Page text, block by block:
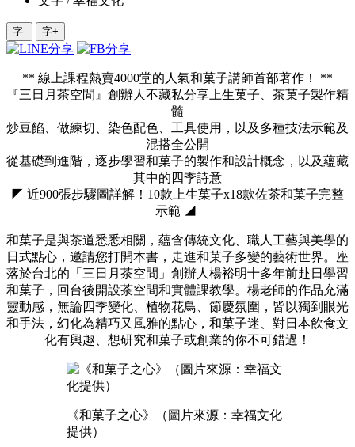
字- 字+
** 線上課程熱賣4000堂的人氣和菓子講師首部著作！ **
『三日月茶空間』創辦人不藏私分享上生菓子、茶菓子製作精
髓
炒豆餡、做練切、染色配色、工具使用，以及多種技法示範及
混搭全公開
從基礎到進階，逐步學習和菓子的製作和設計概念，以及蘊藏
其中的四季詩意
◤ 近900張步驟圖詳解！10款上生菓子x18款佐茶和菓子完整
示範 ◢
和菓子是與茶道悉悉相關，蘊含傳統文化、職人工藝與美學的
日式點心，邀請您打開本書，走進和菓子多變的藝術世界。座
落於台北的「三日月茶空間」創辦人楊裕明十多年前赴日學習
和菓子，回台後開設茶空間和實體課教學。楊老師的作品充滿
靈動感，無論四季變化、植物花鳥、節慶氛圍，皆以獨到眼光
和手法，幻化為精巧又風雅的點心，和菓子迷、對日本飲食文
化有興趣、想研究和菓子或創業的你不可錯過！
《和菓子之心》（圖片來源：幸福文化
提供）